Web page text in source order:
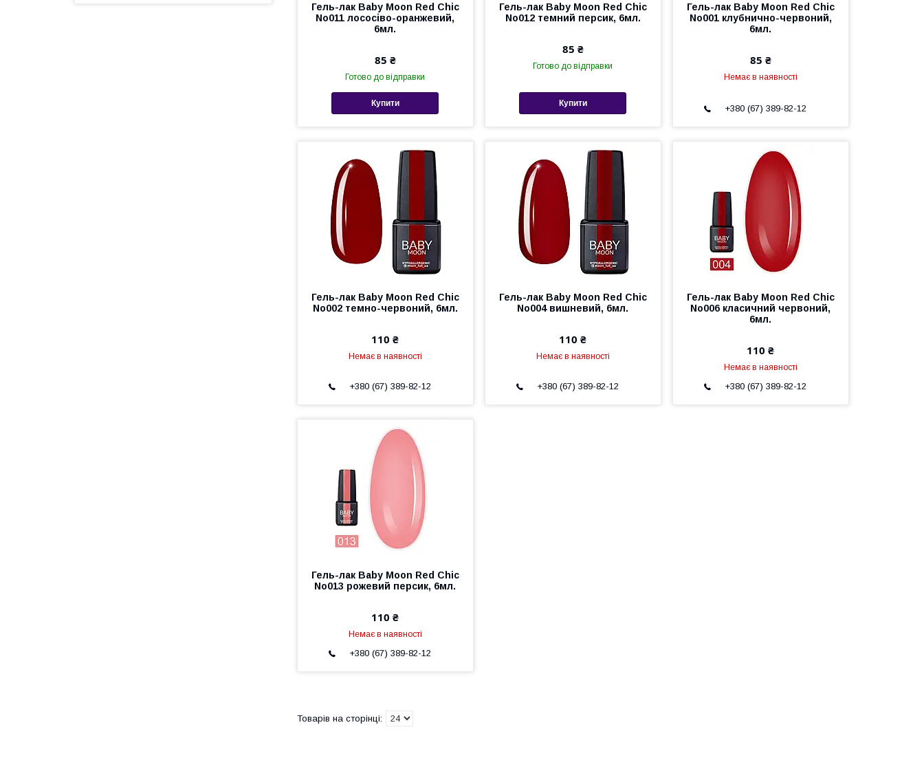
Гель-лак Baby Moon Red Chic
No011 лососіво-оранжевий,
6мл.
85 ₴
Готово до відправки
Купити
Гель-лак Baby Moon Red Chic
No012 темний персик, 6мл.
85 ₴
Готово до відправки
Купити
Гель-лак Baby Moon Red Chic
No001 клубнично-червоний,
6мл.
85 ₴
Немає в наявності
+380 (67) 389-82-12
Гель-лак Baby Moon Red Chic
No002 темно-червоний, 6мл.
110 ₴
Немає в наявності
+380 (67) 389-82-12
Гель-лак Baby Moon Red Chic
No004 вишневий, 6мл.
110 ₴
Немає в наявності
+380 (67) 389-82-12
Гель-лак Baby Moon Red Chic
No006 класичний червоний,
6мл.
110 ₴
Немає в наявності
+380 (67) 389-82-12
Гель-лак Baby Moon Red Chic
No013 рожевий персик, 6мл.
110 ₴
Немає в наявності
+380 (67) 389-82-12